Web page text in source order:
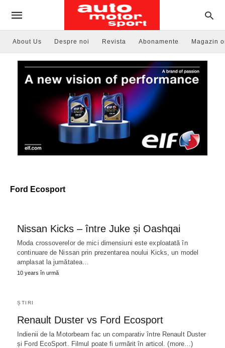
About Us Despre noi Revista Abonamente Magazin
Ford Ecosport
Nissan Kicks – între Juke și Oashqai
Moda crossoverelor de mici dimensiuni este exploatată în
continuare de Nissan prin prezentarea noului Kicks, un model
amplasat la jumătatea…
10 years în urmă
ȘTIRI
Renault Duster vs Ford Ecosport
Indienii de la Motorbeam fac un comparativ între Renault Duster
și Ford EcoSport. Filmul poate fi urmărit în articol. (more…)